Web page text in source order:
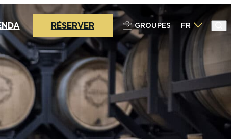
RÉSERVER GROUPES FR